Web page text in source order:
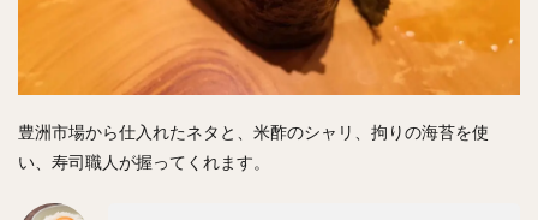
豊洲市場から仕入れたネタと、米酢のシャリ、拘りの海苔を使
い、寿司職人が握ってくれます。